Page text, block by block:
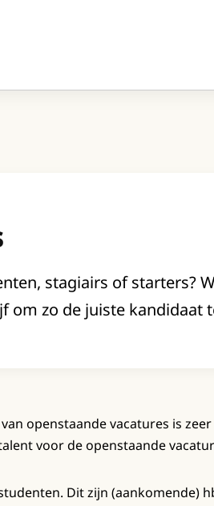
stagiairs of starters?
om zo de juiste kandidaat
openstaande vacatures is
voor de openstaande
Dit zijn (aankomende)